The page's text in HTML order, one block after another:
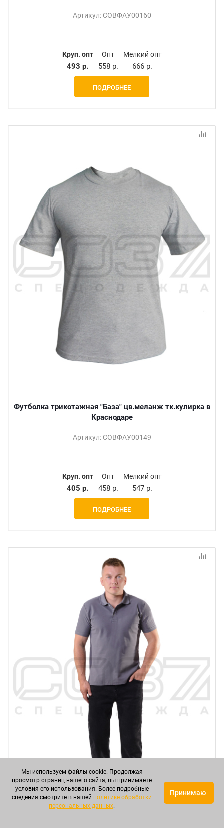
Артикул: СОВФАУ00160
Круп. опт
493 р.
Опт
558 р.
Мелкий опт
666 р.
ПОДРОБНЕЕ
Футболка трикотажная "База" цв.меланж тк.кулирка в
Краснодаре
Артикул: СОВФАУ00149
Круп. опт
405 р.
Опт
458 р.
Мелкий опт
547 р.
ПОДРОБНЕЕ
Мы используем файлы cookie. Продолжая
просмотр страниц нашего сайта, вы принимаете
условия его использования. Более подробные
сведения смотрите в нашей политике обработки
персональных данных.
Принимаю